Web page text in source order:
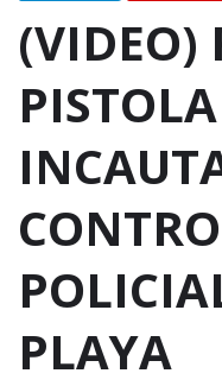
(VIDEO)
PISTOLA
PLAYA